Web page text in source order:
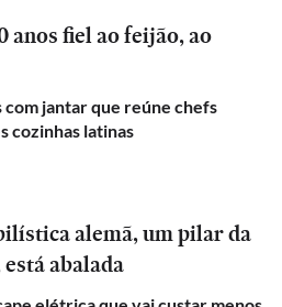
anos fiel ao feijão, ao
com jantar que reúne chefs
cozinhas latinas
alemã, um pilar da
abalada